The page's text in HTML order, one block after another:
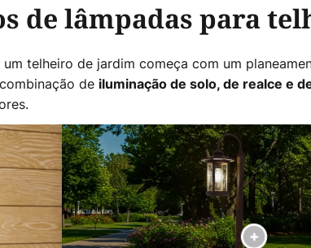
de lâmpadas para
telheiro de jardim começa com um
de iluminação de solo, de realce e